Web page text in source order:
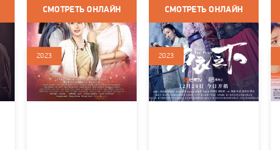
СМОТРЕТЬ ОНЛАЙН СМОТРЕТЬ ОНЛАЙН
2023 2023